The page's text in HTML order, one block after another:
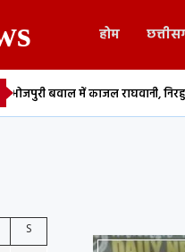
होम
काजल राघवानी, निरहुआ और आम्रपाली
S